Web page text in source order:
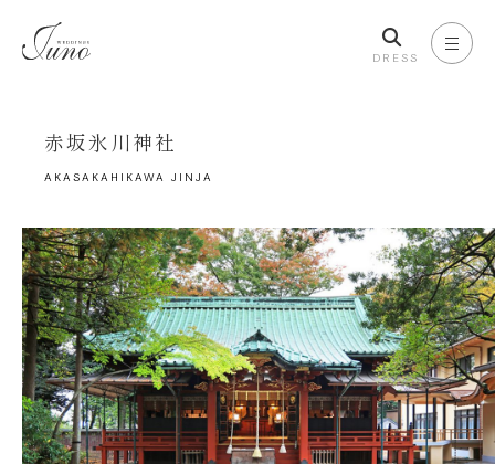
DRESS
赤坂氷川神社
AKASAKAHIKAWA JINJA